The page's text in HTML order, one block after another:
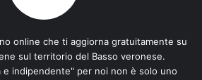
online che ti aggiorna gratuitamente su
sul territorio del Basso veronese.
e indipendente" per noi non è solo uno